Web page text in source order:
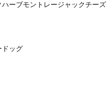
ーブモントレージャックチーズ
ドッグ